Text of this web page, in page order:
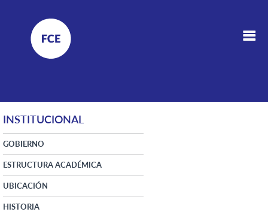
INSTITUCIONAL
GOBIERNO
ESTRUCTURA ACADÉMICA
UBICACIÓN
HISTORIA